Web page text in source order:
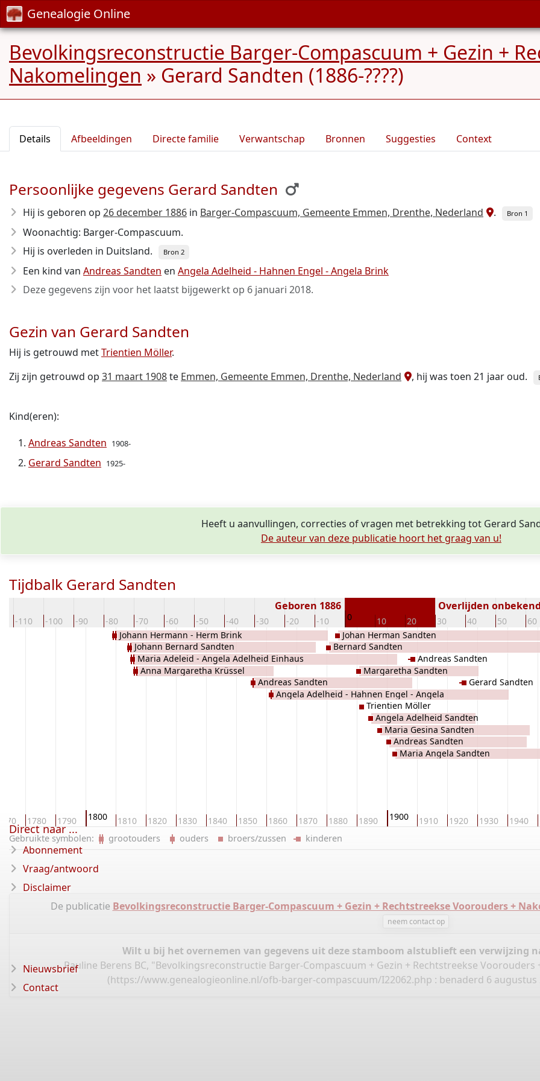
Genealogie Online
Bevolkingsreconstructie Barger-Compascuum + Gezin +
Nakomelingen » Gerard Sandten (1886-????)
Details Afbeeldingen Directe familie Verwantschap Bronnen Suggesties Context
Persoonlijke gegevens Gerard Sandten
Hij is geboren op 26 december 1886 in Barger-Compascuum, Gemeente Emmen, Drenthe, Nederland . Bron 1
Woonachtig: Barger-Compascuum.
Hij is overleden in Duitsland.
Bron 2
Een kind van Andreas Sandten en Angela Adelheid - Hahnen Engel - Angela Brink
Deze gegevens zijn voor het laatst bijgewerkt op 6 januari 2018.
Gezin van Gerard Sandten
Hij is getrouwd metTrientien Möller.
Zij zijn getrouwd op 31 maart 1908te Emmen, Gemeente Emmen, Drenthe, Nederland , hij was toen 21 jaar oud.
Kind(eren):
Andreas Sandten 1908-
Gerard Sandten 1925-
Heeft u aanvullingen, correcties of vragen met betrekking tot Gerard
De auteur van deze publicatie hoort het graag van u!
Tijdbalk Gerard Sandten
-110 -100 -90 -80 -70 -60 -50 -40 -30 -20 -10 0 10 20 30 40 50 60
Geboren 1886 Overlijden onbekend
1780 1790 1800 1810 1820 1830 1840 1850 1860 1870 1880 1890 1900 1910 1920 1930 1940
Johann Hermann - Herm Brink
Johann Bernard Sandten
Maria Adeleid - Angela Adelheid Einhaus
Anna Margaretha Krüssel
Andreas Sandten
Angela Adelheid - Hahnen Engel - Angela
Bernard Sandten
Johan Herman Sandten
Margaretha Sandten
Trientien Möller
Angela Adelheid Sandten
Maria Gesina Sandten
Andreas Sandten
Maria Angela Sandten
Andreas Sandten
Gerard Sandten
Gebruikte symbolen: grootouders ouders broers/zussen kinderen
De publicatie Bevolkingsreconstructie Barger-Compascuum + Gezin + Rechtstreekse Voorouders +
neem contact op
Wilt u bij het overnemen van gegevens uit deze stamboom alstublieft een verwijzing
Pauline Berens BC, "Bevolkingsreconstructie Barger-Compascuum + Gezin + Rechtstreekse
(https://www.genealogieonline.nl/ofb-barger-compascuum/I22062.php : benaderd 6 augustus
Direct naar ...
Abonnement
Vraag/antwoord
Disclaimer
Nieuwsbrief
Contact